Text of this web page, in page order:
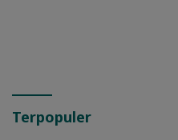
Terpopuler